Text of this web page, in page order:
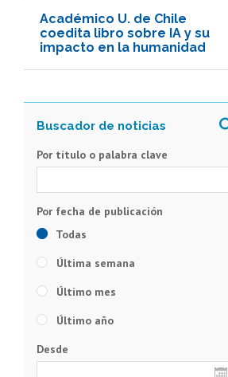
Académico U. de Chile
coedita libro sobre IA y su
impacto en la humanidad
Por título o palabra clave
Todas
Última semana
Último mes
Último año
Desde